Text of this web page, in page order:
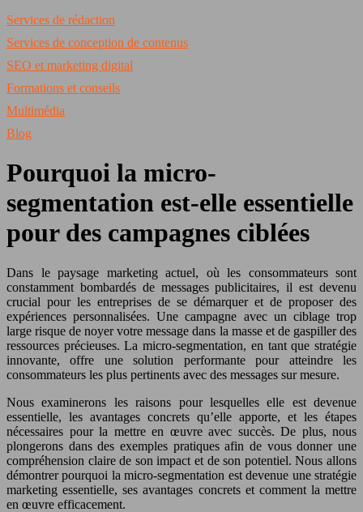
Services de rédaction
Services de conception de contenus
SEO et marketing digital
Formations et conseils
Multimédia
Blog
Pourquoi la micro-
segmentation est-elle essentielle
pour des campagnes ciblées
Dans le paysage marketing actuel, où les consommateurs sont
constamment bombardés de messages publicitaires, il est devenu
crucial pour les entreprises de se démarquer et de proposer des
expériences personnalisées. Une campagne avec un ciblage trop
large risque de noyer votre message dans la masse et de gaspiller des
ressources précieuses. La micro-segmentation, en tant que stratégie
innovante, offre une solution performante pour atteindre les
consommateurs les plus pertinents avec des messages sur mesure.
Nous examinerons les raisons pour lesquelles elle est devenue
essentielle, les avantages concrets qu’elle apporte, et les étapes
nécessaires pour la mettre en œuvre avec succès. De plus, nous
plongerons dans des exemples pratiques afin de vous donner une
compréhension claire de son impact et de son potentiel. Nous allons
démontrer pourquoi la micro-segmentation est devenue une stratégie
marketing essentielle, ses avantages concrets et comment la mettre
en œuvre efficacement.